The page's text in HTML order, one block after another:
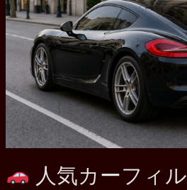
人気カーフィ